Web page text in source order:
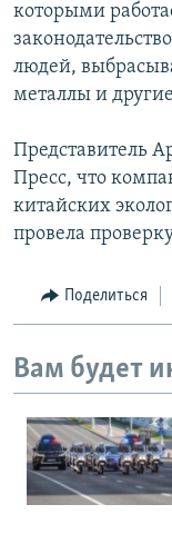
которыми
людей,
металлы и
Представитель
Пресс, что
китайских
провела
Поделиться
Вам будет